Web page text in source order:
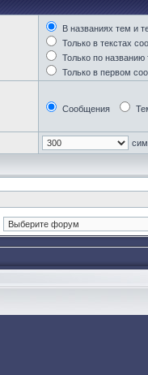
В названиях тем и
Только в текстах
Только по
Только в первом
Сообщения